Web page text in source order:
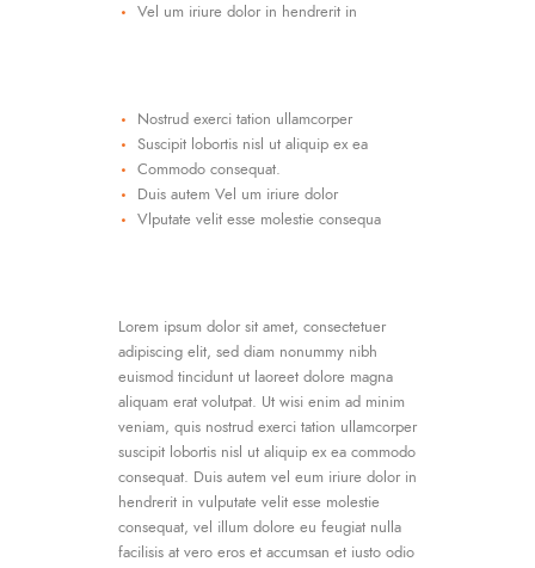
Vel um iriure dolor in hendrerit in
Nostrud exerci tation ullamcorper
Suscipit lobortis nisl ut aliquip ex ea
Commodo consequat.
Duis autem Vel um iriure dolor
Vlputate velit esse molestie consequa
Lorem ipsum dolor sit amet, consectetuer
adipiscing elit, sed diam nonummy nibh
euismod tincidunt ut laoreet dolore magna
aliquam erat volutpat. Ut wisi enim ad minim
veniam, quis nostrud exerci tation ullamcorper
suscipit lobortis nisl ut aliquip ex ea commodo
consequat. Duis autem vel eum iriure dolor in
hendrerit in vulputate velit esse molestie
consequat, vel illum dolore eu feugiat nulla
facilisis at vero eros et accumsan et iusto odio